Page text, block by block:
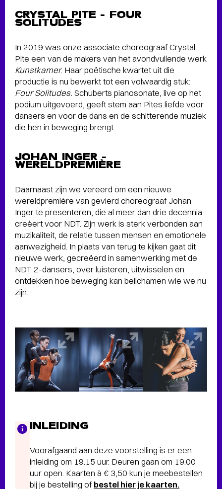
CRYSTAL PITE – FOUR
SOLITUDES
In 2019 was onze associate choreograaf Crystal
Pite een van de makers van het avondvullende werk
Kunstkamer. Haar poëtische kwartet uit die
productie is nu bewerkt tot een volwaardig stuk:
Four Solitudes. Schuberts pianosonate, live op het
podium uitgevoerd, geeft stem aan Pites liefde voor
dansers en voor de dans en de schitterende muziek
die hen in beweging brengt.
JOHAN INGER –
WERELDPREMIÈRE
Daarnaast zijn we vereerd om een nieuwe
wereldpremière van gevierd choreograaf Johan
Inger te presenteren, die al meer dan drie decennia
creëert voor NDT. Zijn werk is sterk verbonden aan
muzikaliteit, de relatie tussen mensen en emotionele
aanwezigheid. In plaats van terug te kijken gaat dit
nieuwe werk, gecreëerd in samenwerking met de
NDT 2-dansers, over luisteren, uitwisselen en
ontdekken hoe beweging kan belichamen wie we nu
zijn.
INLEIDING
Voorafgaand aan deze voorstelling is er een
inleiding om 19.15 uur. Deuren gaan om 19.00
uur open. Kaarten à € 3,50 kun je meebestellen
bij je bestelling of bestel hier je kaarten.